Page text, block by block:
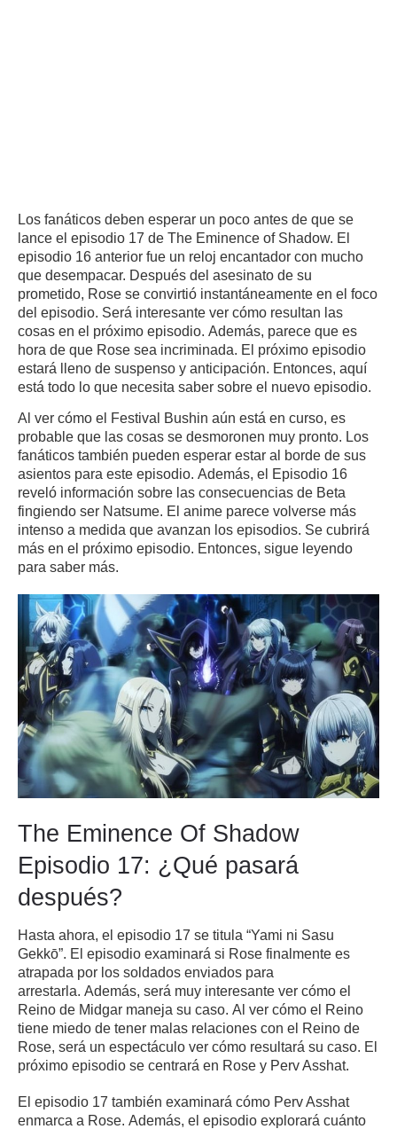
Los fanáticos deben esperar un poco antes de que se
lance el episodio 17 de The Eminence of Shadow. El
episodio 16 anterior fue un reloj encantador con mucho
que desempacar. Después del asesinato de su
prometido, Rose se convirtió instantáneamente en el foco
del episodio. Será interesante ver cómo resultan las
cosas en el próximo episodio. Además, parece que es
hora de que Rose sea incriminada. El próximo episodio
estará lleno de suspenso y anticipación. Entonces, aquí
está todo lo que necesita saber sobre el nuevo episodio.
Al ver cómo el Festival Bushin aún está en curso, es
probable que las cosas se desmoronen muy pronto. Los
fanáticos también pueden esperar estar al borde de sus
asientos para este episodio. Además, el Episodio 16
reveló información sobre las consecuencias de Beta
fingiendo ser Natsume. El anime parece volverse más
intenso a medida que avanzan los episodios. Se cubrirá
más en el próximo episodio. Entonces, sigue leyendo
para saber más.
The Eminence Of Shadow
Episodio 17: ¿Qué pasará
después?
Hasta ahora, el episodio 17 se titula “Yami ni Sasu
Gekkō”. El episodio examinará si Rose finalmente es
atrapada por los soldados enviados para
arrestarla. Además, será muy interesante ver cómo el
Reino de Midgar maneja su caso. Al ver cómo el Reino
tiene miedo de tener malas relaciones con el Reino de
Rose, será un espectáculo ver cómo resultará su caso. El
próximo episodio se centrará en Rose y Perv Asshat.
El episodio 17 también examinará cómo Perv Asshat
enmarca a Rose. Además, el episodio explorará cuánto